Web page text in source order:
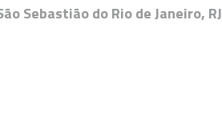
Sebastião do Rio de Janeiro, RJ